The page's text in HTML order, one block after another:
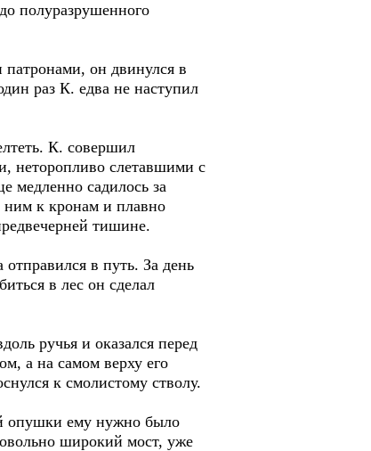
полуразрушенного
он двинулся в
раз К. едва не наступил
К. совершил
неторопливо слетавшими с
медленно садилось за
ним к кронам и плавно
тишине.
в путь. За день
в лес он сделал
ручья и оказался перед
а на самом верху его
к смолистому стволу.
опушки ему нужно было
широкий мост, уже